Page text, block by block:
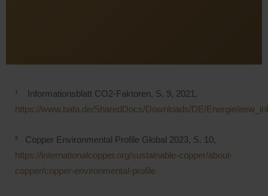
¹ Informationsblatt CO2-Faktoren, S. 9, 2021,
https://www.bafa.de/SharedDocs/Downloads/DE/Energie/
² Copper Environmental Profile Global 2023, S. 10,
https://internationalcopper.org/sustainable-copper/about-
copper/copper-environmental-profile